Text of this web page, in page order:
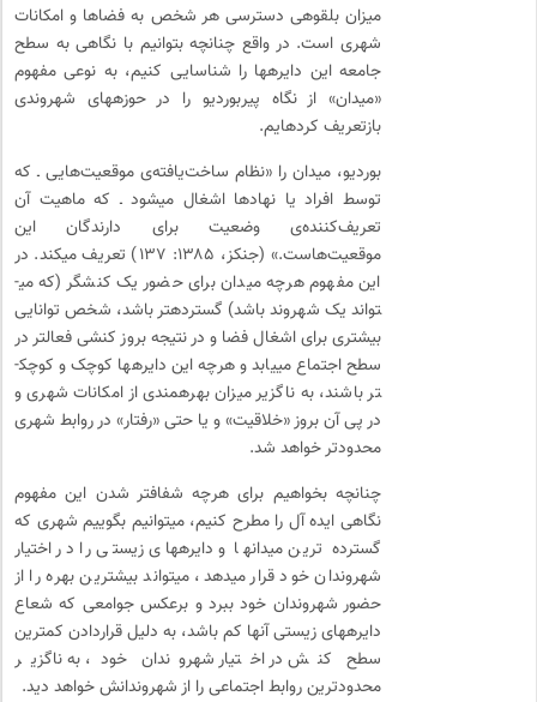
میزان بلقوه­ی دسترسی هر شخص به فضاها و امکانات
شهری است. در واقع چنانچه بتوانیم با نگاهی به سطح
جامعه این دایره­ها را شناسایی کنیم، به نوعی مفهوم
«میدان» از نگاه پیربوردیو را در حوزه­های شهروندی
بازتعریف کرده­ایم.
بوردیو، میدان را «نظام ساخت‌یافته‌ی موقعیت‌هایی ـ که
توسط افراد یا نهادها اشغال می­شود ـ که ماهیت آن
تعریف‌کننده‌ی وضعیت برای دارندگان این
موقعیت‌هاست.» (جنکز، ۱۳۸۵: ۱۳۷) تعریف می­کند. در
این مفهوم هرچه میدان برای حضور یک کنشگر (که می­
تواند یک شهروند باشد) گسترده­تر باشد، شخص توانایی
بیشتری برای اشغال فضا و در نتیجه بروز کنشی فعال­تر در
سطح اجتماع می­یابد و هرچه این دایره­ها کوچک و کوچک­
تر باشند، به ناگزیر میزان بهره­مندی از امکانات شهری و
در پی آن بروز «خلاقیت» و یا حتی «رفتار» در روابط شهری
محدودتر خواهد شد.
چنانچه بخواهیم برای هرچه شفاف­تر شدن این مفهوم
نگاهی ایده­ آل را مطرح کنیم، می­توانیم بگوییم شهری که
گسترده­ ترین میدان­ها و دایره­های زیستی را در اختیار
شهروندان خود قرار می­دهد، می­تواند بیشترین بهره را از
حضور شهروندان خود ببرد و برعکس جوامعی که شعاع
دایره­های زیستی آنها کم باشد، به دلیل قراردادن کمترین
سطح کنش در اختیار شهروندان خود، به ناگزیر
محدودترین روابط اجتماعی را از شهروندانش خواهد دید.